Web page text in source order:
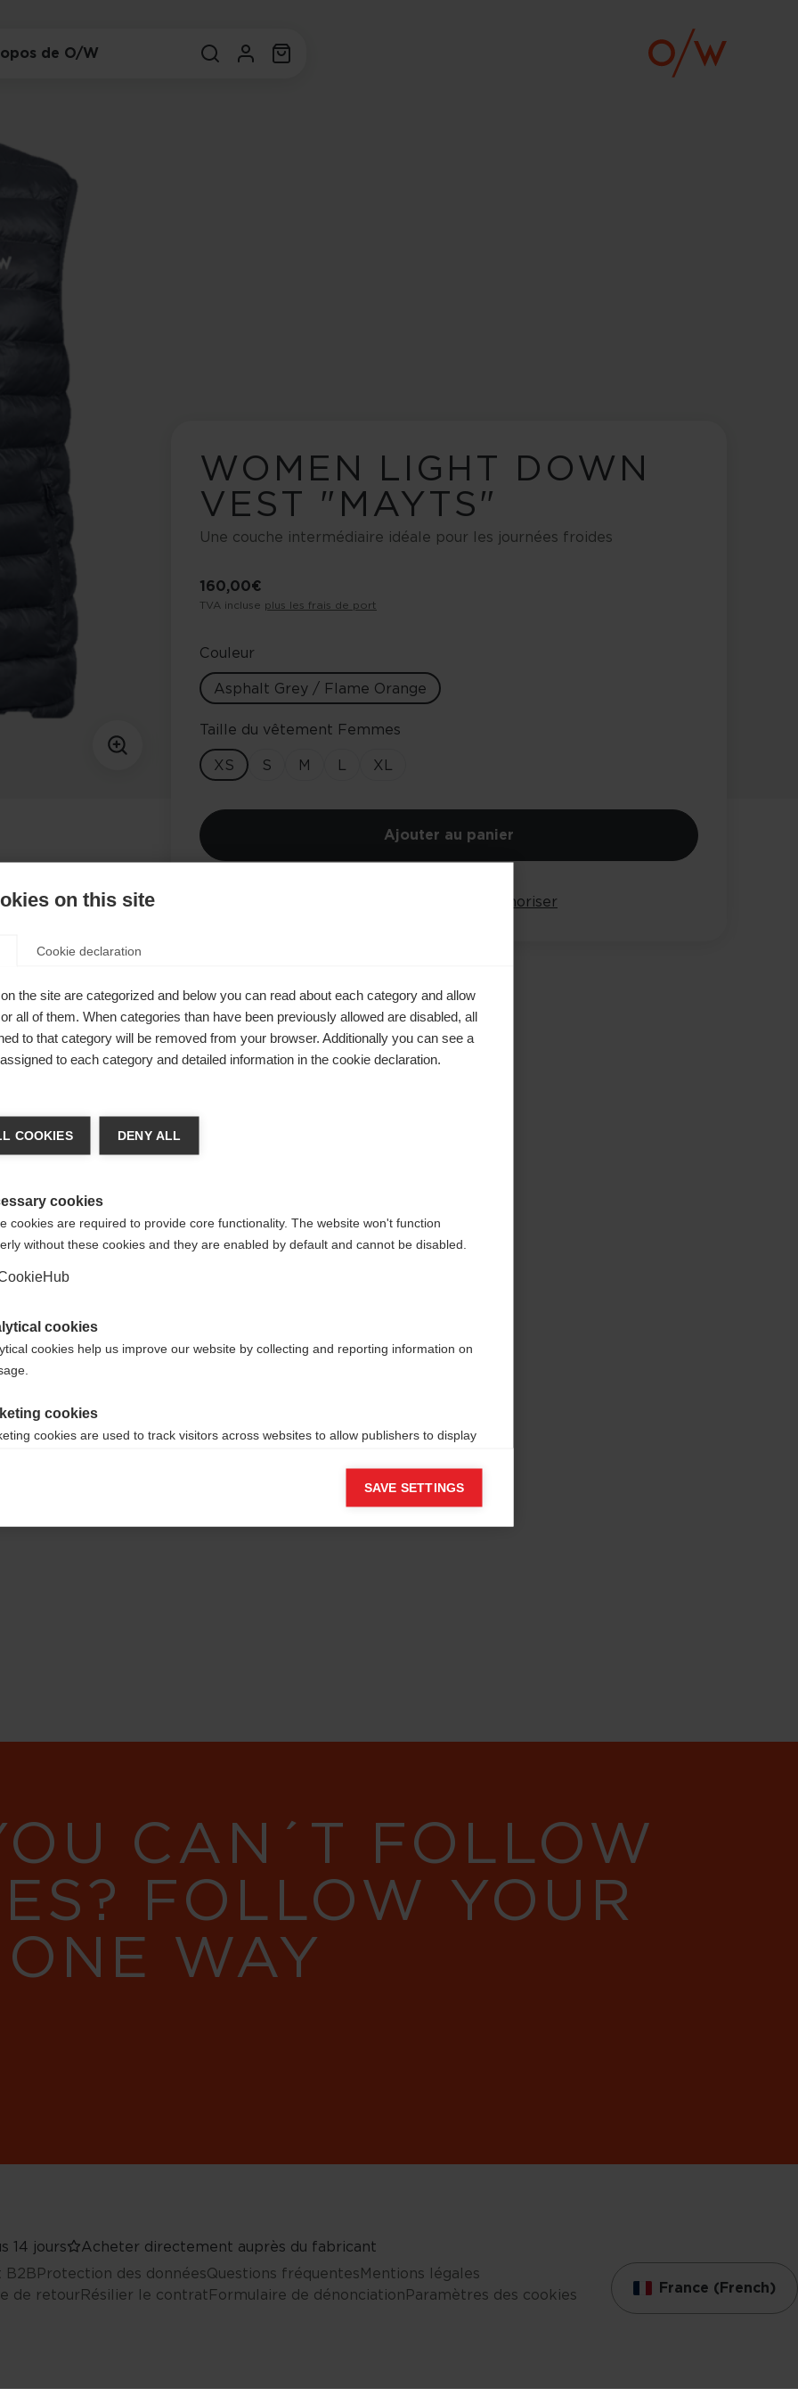
de O/W
WOMEN LIGHT DOWN
VEST "MAYTS"
Une couche intermédiaire idéale pour les journées froides
160,00 €
TVA incluse plus les frais de port
Couleur
Asphalt Grey / Flame Orange
Taille du vêtement Femmes
XS
S M L XL
Ajouter au panier
Mémoriser
à son
et
cette
en
CAN´T FOLLOW
FOLLOW YOUR
WAY
14 jours
Acheter directement auprès du fabricant
B2BProtection des donnéesQuestions fréquentesMentions légales
de retourRésilier le contratFormulaire de dénonciationParamètres des cookies France (French)
de langue
United States (English)
Oui, je souhaite être redirigé(e)
on this site
Cookie declaration
the site are categorized and below you can read about each category and allow
all of them. When categories than have been previously allowed are disabled, all
to that category will be removed from your browser. Additionally you can see a
to each category and detailed information in the cookie declaration.
COOKIES DENY ALL
cookies
cookies are required to provide core functionality. The website won't function
without these cookies and they are enabled by default and cannot be disabled.
cookies
cookies help us improve our website by collecting and reporting information on
cookies
cookies are used to track visitors across websites to allow publishers to display
SAVE SETTINGS